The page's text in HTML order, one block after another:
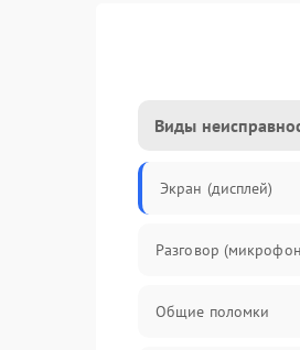
Виды
Экран (дисплей)
Разговор
Общие поломки